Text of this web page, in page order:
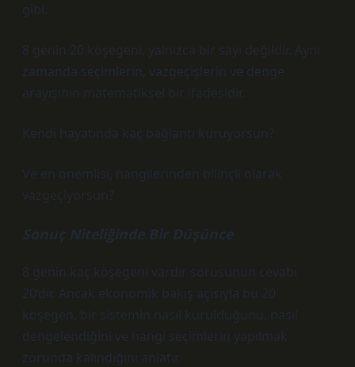
gibi.
8 genin 20 köşegeni, yalnızca bir sayı değildir. Aynı
zamanda seçimlerin, vazgeçişlerin ve denge
arayışının matematiksel bir ifadesidir.
Kendi hayatında kaç bağlantı kuruyorsun?
Ve en önemlisi, hangilerinden bilinçli olarak
vazgeçiyorsun?
Sonuç Niteliğinde Bir Düşünce
8 genin kaç köşegeni vardır sorusunun cevabı
20’dir. Ancak ekonomik bakış açısıyla bu 20
köşegen, bir sistemin nasıl kurulduğunu, nasıl
dengelendiğini ve hangi seçimlerin yapılmak
zorunda kalındığını anlatır.